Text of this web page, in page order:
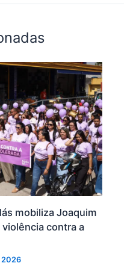
mobiliza Joaquim
contra a
2026